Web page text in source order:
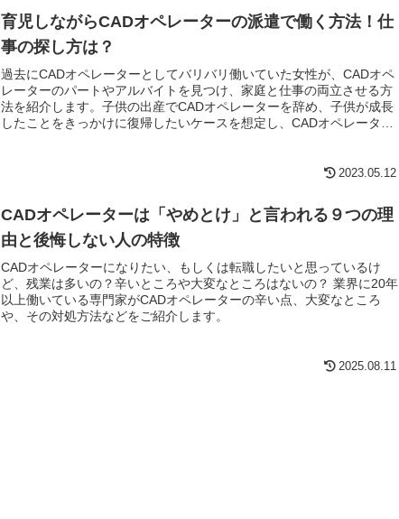
育児しながらCADオペレーターの派遣で働く方法！仕
事の探し方は？
過去にCADオペレーターとしてバリバリ働いていた女性が、CADオペ
レーターのパートやアルバイトを見つけ、家庭と仕事の両立させる方
法を紹介します。子供の出産でCADオペレーターを辞め、子供が成長
したことをきっかけに復帰したいケースを想定し、CADオペレーター
2023.05.12
CADオペレーターは「やめとけ」と言われる９つの理
由と後悔しない人の特徴
CADオペレーターになりたい、もしくは転職したいと思っているけ
ど、残業は多いの？辛いところや大変なところはないの？ 業界に20年
以上働いている専門家がCADオペレーターの辛い点、大変なところ
や、その対処方法などをご紹介します。
2025.08.11